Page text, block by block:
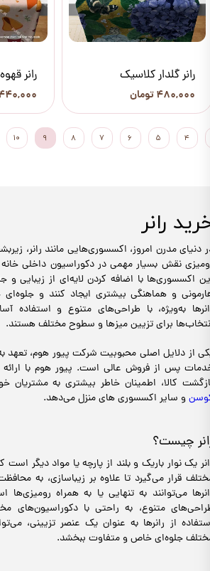
رانر گلدار کلاسیک
۴۸۰,۰۰۰ تومان
رانر قهوه
۴۴۰,۰۰۰
۴ ۵ ۶ ۷ ۸ ۹ ۱۰
رانر
دنیای مدرن امروز، اکسسوری‌هایی مانند رانر،
نقش بسیار مهمی در دکوراسیون داخلی
اکسسوری‌ها با اضافه کردن لایه‌ای از زیبایی و
و هماهنگی بیشتری ایجاد کنند و
به‌ویژه، با طراحی‌های متنوع و استفاده
برای تزیین میزها و سطوح مختلف هستند.
از دلایل اصلی محبوبیت شرکت پیور هوم، تعهد
پس از فروش عالی است. پیور هوم با
کالا، اطمینان خاطر بیشتری به مشتریان
و سایر اکسسوری های منزل می‌دهد.
چیست؟
یک نوار باریک و بلند از پارچه یا مواد دیگر
قرار می‌گیرد تا علاوه بر زیباسازی، به
می‌توانند به تنهایی یا به همراه
متنوع، به راحتی با دکوراسیون‌های
از رانرها به عنوان یک عنصر تزیینی،
جلوه‌ای خاص و متفاوت ببخشد.